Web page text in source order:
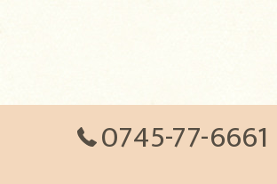
0745-77-6661